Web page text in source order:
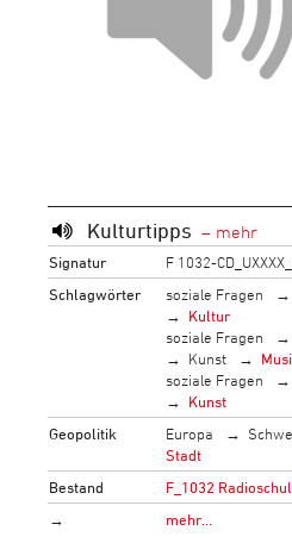
Kulturtipps
Signatur
F 1032-
Schlagwörter
soziale Fragen
Kultur
soziale Fragen
Kunst
soziale Fragen
Kunst
Geopolitik
Europa
Stadt
Bestand
F_1032
→
mehr…